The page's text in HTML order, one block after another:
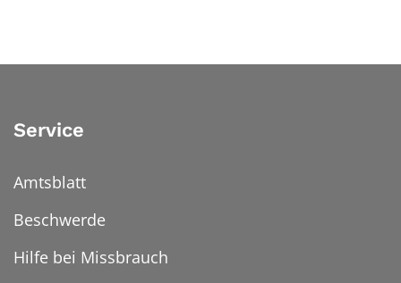
Service
Amtsblatt
Beschwerde
Hilfe bei Missbrauch